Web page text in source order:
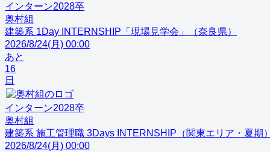
インターン2028卒
奥村組
建築系 1Day INTERNSHIP「現場見学会」（奈良県）
2026/8/24(月) 00:00
あと
16
日
インターン2028卒
奥村組
建築系 施工管理職 3Days INTERNSHIP（関東エリア・夏期
2026/8/24(月) 00:00